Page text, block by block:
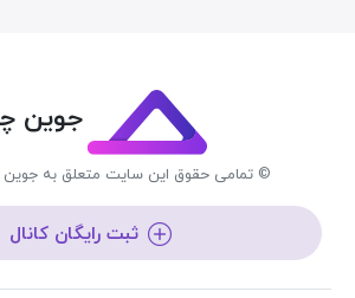
جوین
© تمامی حقوق این سایت متعلق به
ثبت رایگان کانال